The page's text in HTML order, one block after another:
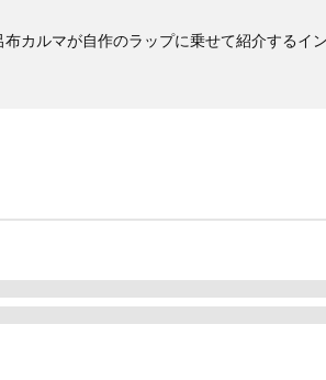
カルマが自作のラップに乗せて紹介するイ